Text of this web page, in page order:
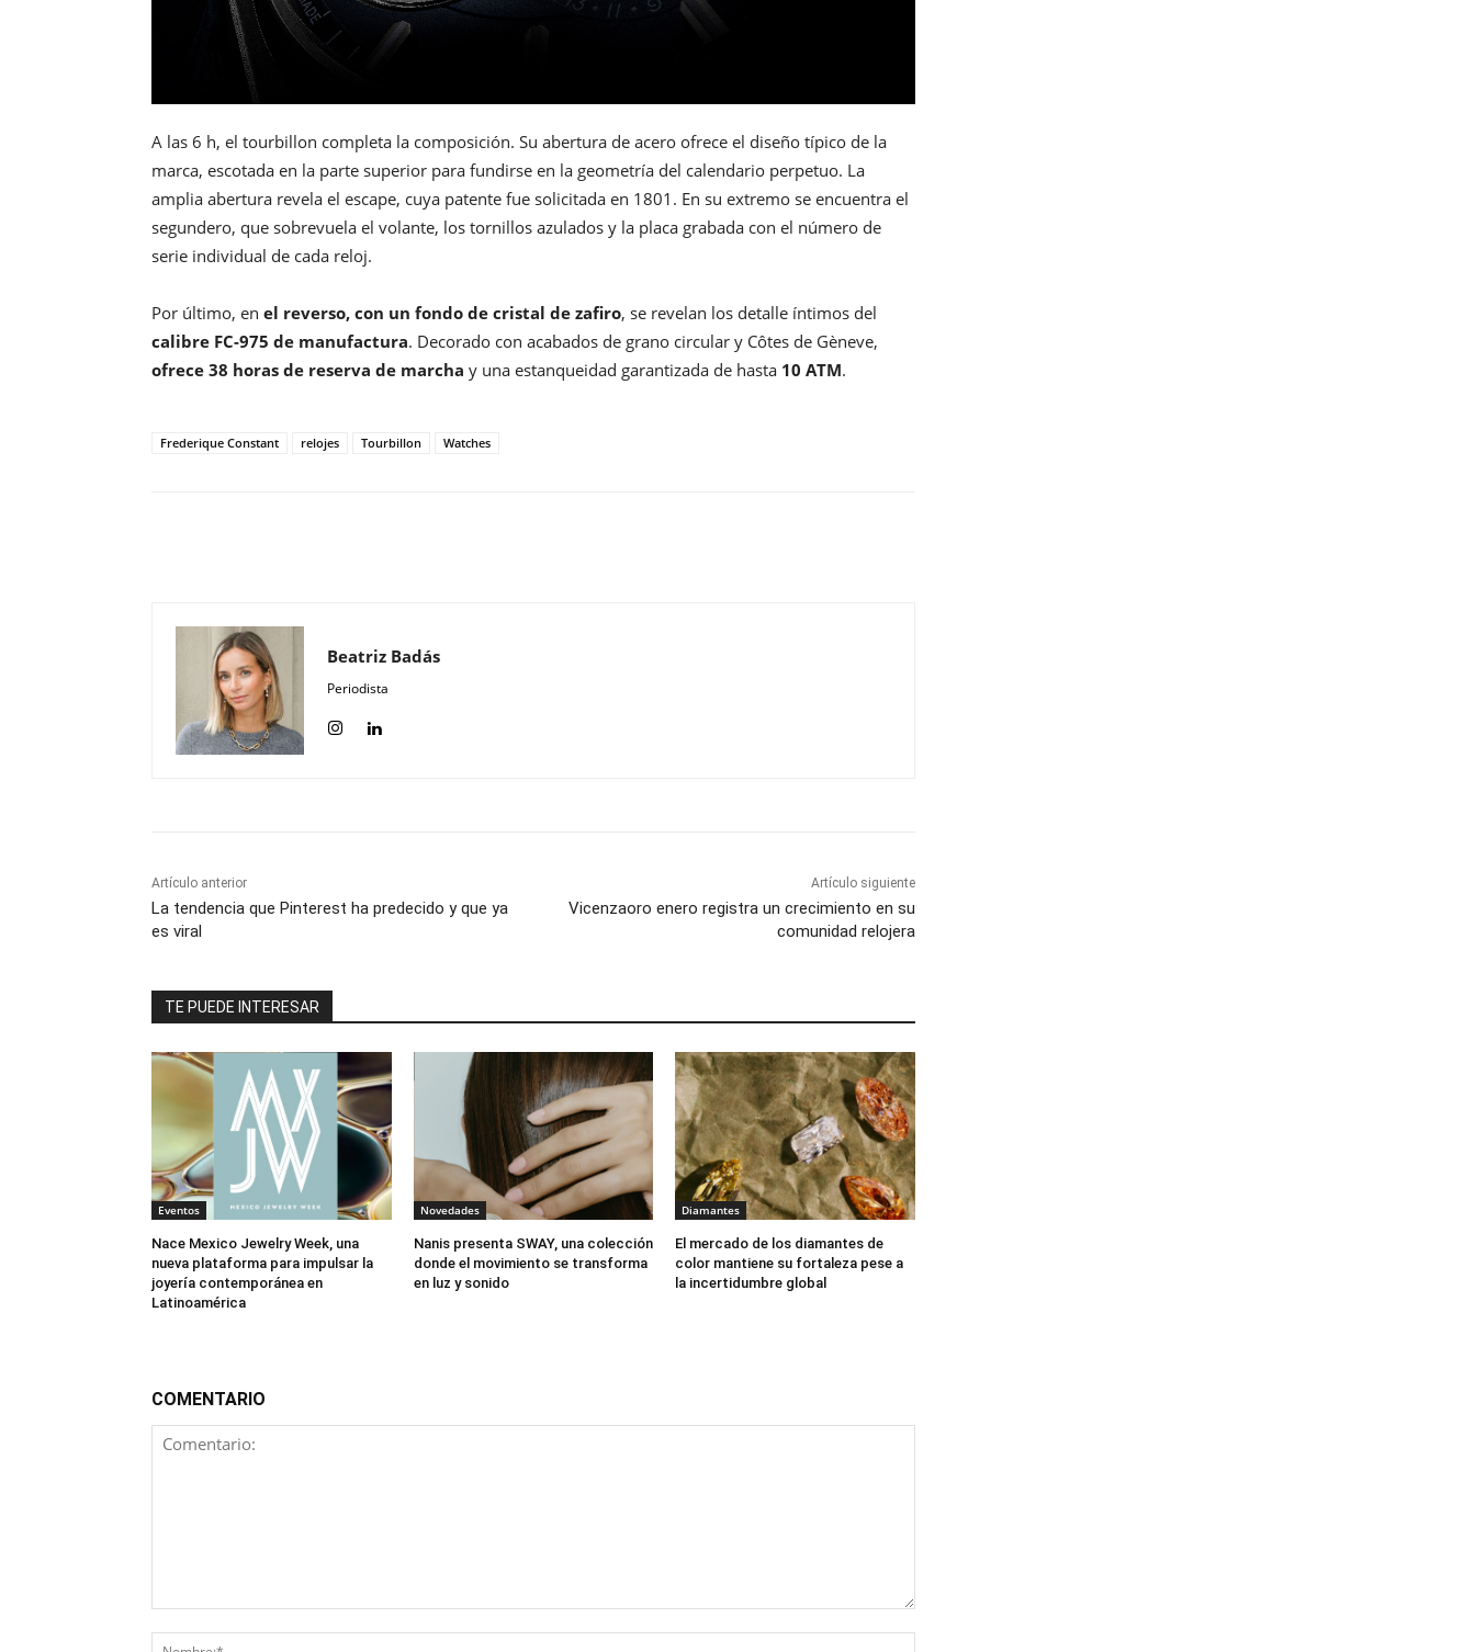
A las 6 h, el tourbillon completa la composición. Su abertura de acero ofrece el diseño típico de la
marca, escotada en la parte superior para fundirse en la geometría del calendario perpetuo. La
amplia abertura revela el escape, cuya patente fue solicitada en 1801. En su extremo se encuentra el
segundero, que sobrevuela el volante, los tornillos azulados y la placa grabada con el número de
serie individual de cada reloj.
Por último, en el reverso, con un fondo de cristal de zafiro, se revelan los detalle íntimos del
calibre FC-975 de manufactura. Decorado con acabados de grano circular y Côtes de Gèneve,
ofrece 38 horas de reserva de marcha y una estanqueidad garantizada de hasta 10 ATM.
Frederique Constant relojes Tourbillon Watches
Beatriz Badás
Periodista
Artículo anterior
La tendencia que Pinterest ha predecido y que ya
es viral
Artículo siguiente
Vicenzaoro enero registra un crecimiento en su
comunidad relojera
TE PUEDE INTERESAR
Eventos
Nace Mexico Jewelry Week, una
nueva plataforma para impulsar la
joyería contemporánea en
Latinoamérica
Novedades
Nanis presenta SWAY, una colección
donde el movimiento se transforma
en luz y sonido
Diamantes
El mercado de los diamantes de
color mantiene su fortaleza pese a
la incertidumbre global
COMENTARIO